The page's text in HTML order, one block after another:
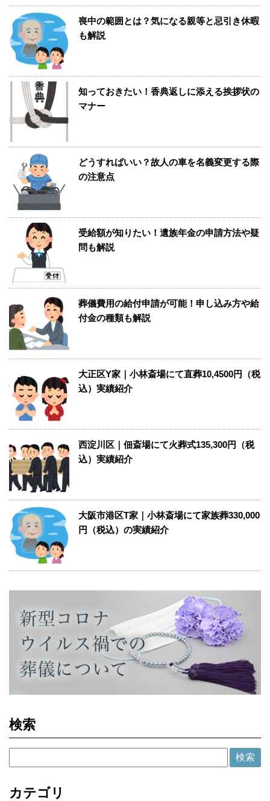
喪中の範囲とは？気になる親等と忌引き休暇
も解説
知っておきたい！香典返しに添える挨拶状の
マナー
どうすればいい？故人の車を名義変更する際
の注意点
受給額が知りたい！遺族年金の申請方法や疑
問も解説
葬儀費用の給付申請が可能！申し込み方や給
付金の種類も解説
大正区Y家｜小林斎場にて直葬10,4500円（税
込）実績紹介
西淀川区｜佃斎場にて火葬式135,300円（税
込）実績紹介
大阪市港区T家｜小林斎場にて家族葬330,000
円（税込）の実績紹介
検索
カテゴリ